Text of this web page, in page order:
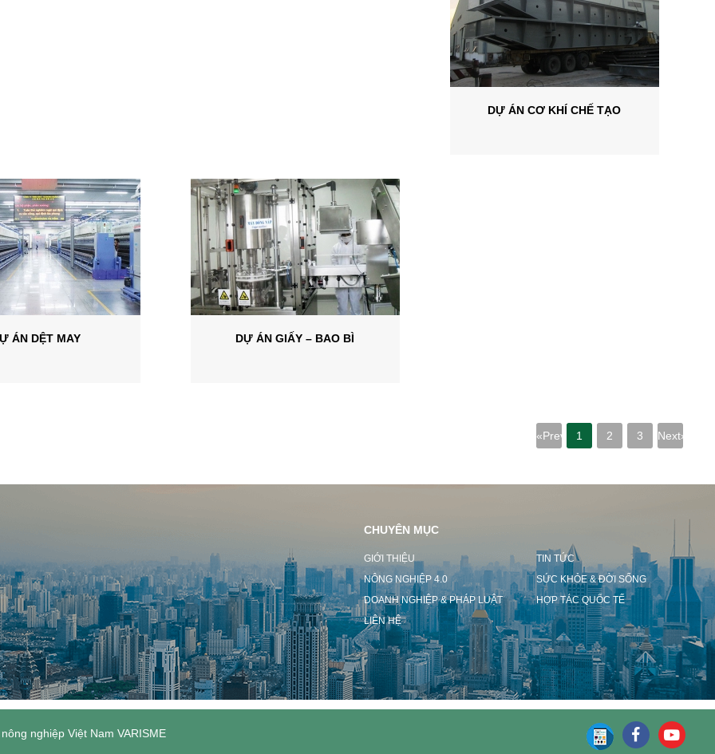
DỰ ÁN CƠ KHÍ CHẾ TẠO
ÁN DỆT MAY DỰ ÁN GIẤY – BAO BÌ
«Prev 1 2 3 Next»
CHUYÊN MỤC
GIỚI THIỆU
TIN TỨC
NÔNG NGHIỆP 4.0
SỨC KHỎE & ĐỜI SỐNG
DOANH NGHIỆP & PHÁP LUẬT
HỢP TÁC QUỐC TẾ
LIÊN HỆ
nghiệp Việt Nam VARISME